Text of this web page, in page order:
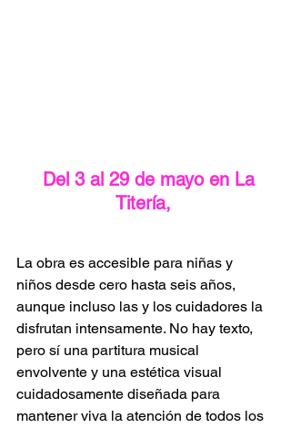
Del 3 al 29 de mayo en La
Titería,
La obra es accesible para niñas y
niños desde cero hasta seis años,
aunque incluso las y los cuidadores la
disfrutan intensamente. No hay texto,
pero sí una partitura musical
envolvente y una estética visual
cuidadosamente diseñada para
mantener viva la atención de todos los